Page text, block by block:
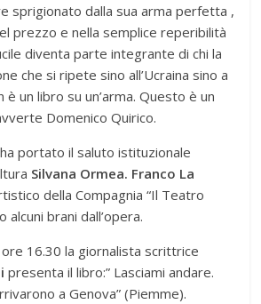
sprigionato dalla sua arma perfetta ,
prezzo e nella semplice reperibilità
diventa parte integrante di chi la
che si ripete sino all’Ucraina sino a
è un libro su un’arma. Questo è un
Domenico Quirico.
portato il saluto istituzionale
Silvana Ormea. Franco La
della Compagnia “Il Teatro
alcuni brani dall’opera.
16.30 la giornalista scrittrice
presenta il libro:” Lasciami andare.
a Genova” (Piemme).